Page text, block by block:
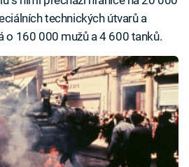
technických útvarů a
o 160 000 mužů a 4 600 tanků.